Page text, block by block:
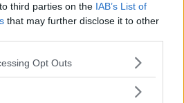
third parties on the IAB’s List of
that may further disclose it to other
app uses one or more Google
usage behaviour. You may click to
Opt Outs
colorato
dei
in plastica
per ogni bambino